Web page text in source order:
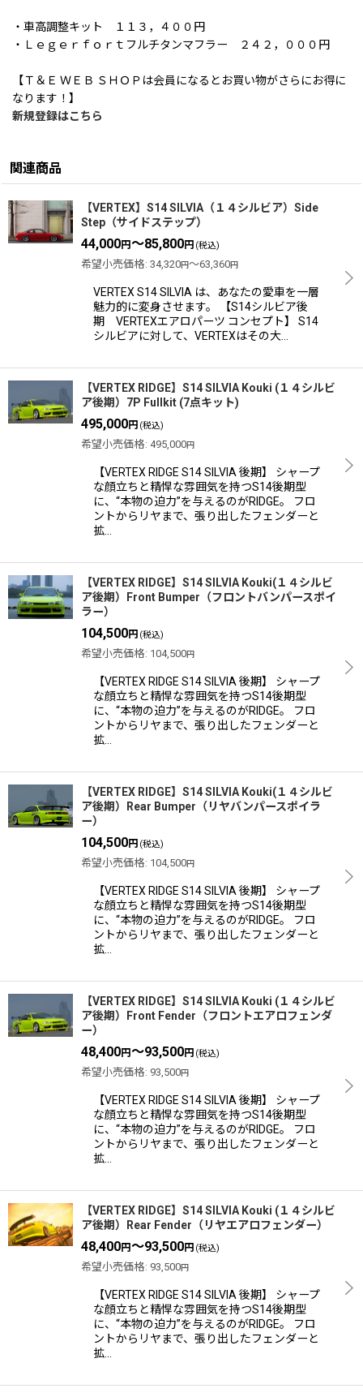
・車高調整キット １１３，４００円
・Ｌｅｇｅｒｆｏｒｔフルチタンマフラー ２４２，０００円
【Ｔ＆Ｅ ＷＥＢ ＳＨＯＰは会員になるとお買い物がさらにお得に
なります！】
新規登録はこちら
関連商品
【VERTEX】S14 SILVIA（１４シルビア）Side
Step（サイドステップ）
44,000円～85,800円 (税込)
希望小売価格: 34,320円～63,360円
VERTEX S14 SILVIA は、あなたの愛車を一層
魅力的に変身させます。 【S14シルビア後
期 VERTEXエアロパーツ コンセプト】 S14
シルビアに対して、VERTEXはその大…
【VERTEX RIDGE】S14 SILVIA Kouki (１４シルビ
ア後期）7P Fullkit (7点キット)
495,000円 (税込)
希望小売価格: 495,000円
【VERTEX RIDGE S14 SILVIA 後期】 シャープ
な顔立ちと精悍な雰囲気を持つS14後期型
に、“本物の迫力”を与えるのがRIDGE。 フロ
ントからリヤまで、張り出したフェンダーと
拡…
【VERTEX RIDGE】S14 SILVIA Kouki(１４シルビ
ア後期）Front Bumper（フロントバンパースポイ
ラー）
104,500円 (税込)
希望小売価格: 104,500円
【VERTEX RIDGE S14 SILVIA 後期】 シャープ
な顔立ちと精悍な雰囲気を持つS14後期型
に、“本物の迫力”を与えるのがRIDGE。 フロ
ントからリヤまで、張り出したフェンダーと
拡…
【VERTEX RIDGE】S14 SILVIA Kouki(１４シルビ
ア後期）Rear Bumper（リヤバンパースポイラ
ー）
104,500円 (税込)
希望小売価格: 104,500円
【VERTEX RIDGE S14 SILVIA 後期】 シャープ
な顔立ちと精悍な雰囲気を持つS14後期型
に、“本物の迫力”を与えるのがRIDGE。 フロ
ントからリヤまで、張り出したフェンダーと
拡…
【VERTEX RIDGE】S14 SILVIA Kouki (１４シルビ
ア後期）Front Fender（フロントエアロフェンダ
ー）
48,400円～93,500円 (税込)
希望小売価格: 93,500円
【VERTEX RIDGE S14 SILVIA 後期】 シャープ
な顔立ちと精悍な雰囲気を持つS14後期型
に、“本物の迫力”を与えるのがRIDGE。 フロ
ントからリヤまで、張り出したフェンダーと
拡…
【VERTEX RIDGE】S14 SILVIA Kouki (１４シルビ
ア後期）Rear Fender（リヤエアロフェンダー）
48,400円～93,500円 (税込)
希望小売価格: 93,500円
【VERTEX RIDGE S14 SILVIA 後期】 シャープ
な顔立ちと精悍な雰囲気を持つS14後期型
に、“本物の迫力”を与えるのがRIDGE。 フロ
ントからリヤまで、張り出したフェンダーと
拡…